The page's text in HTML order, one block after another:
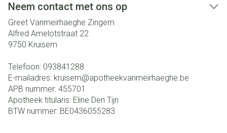
Neem contact met ons op
Greet Vanmeirhaeghe Zingem
Alfred Amelotstraat 22
9750 Kruisem
Telefoon: 093841288
E-mailadres: kruisem@apotheekvanmeirhaeghe.be
APB nummer: 455701
Apotheek titularis: Eline Den Tijn
BTW nummer: BE0436055283